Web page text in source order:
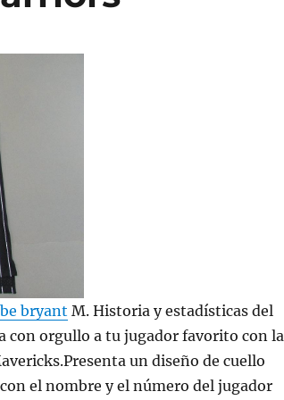
bryant M. Historia y estadísticas del
con orgullo a tu jugador favorito con la
un diseño de cuello
el nombre y el número del jugador